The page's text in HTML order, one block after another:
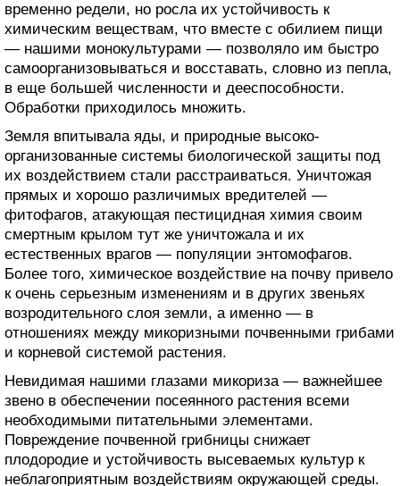
временно редели, но росла их устойчивость к
химическим веществам, что вместе с обилием пищи
— нашими монокультурами — позволяло им быстро
самоорганизовываться и восставать, словно из пепла,
в еще большей численности и дееспособности.
Обработки приходилось множить.
Земля впитывала яды, и природные высоко-
организованные системы биологической защиты под
их воздействием стали расстраиваться. Уничтожая
прямых и хорошо различимых вредителей —
фитофагов, атакующая пестицидная химия своим
смертным крылом тут же уничтожала и их
естественных врагов — популяции энтомофагов.
Более того, химическое воздействие на почву привело
к очень серьезным изменениям и в других звеньях
возродительного слоя земли, а именно — в
отношениях между микоризными почвенными грибами
и корневой системой растения.
Невидимая нашими глазами микориза — важнейшее
звено в обеспечении посеянного растения всеми
необходимыми питательными элементами.
Повреждение почвенной грибницы снижает
плодородие и устойчивость высеваемых культур к
неблагоприятным воздействиям окружающей среды.